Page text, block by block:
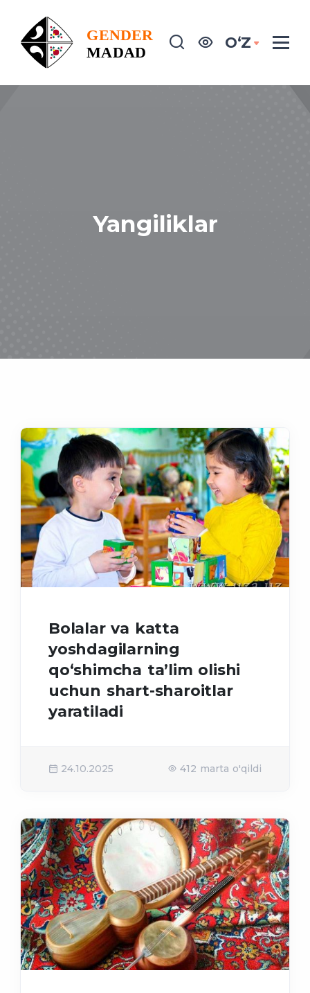
OʻZ
Yangiliklar
Bolalar va katta
yoshdagilarning
qo‘shimcha taʼlim olishi
uchun shart-sharoitlar
yaratiladi
24.10.2025 412 marta o'qildi